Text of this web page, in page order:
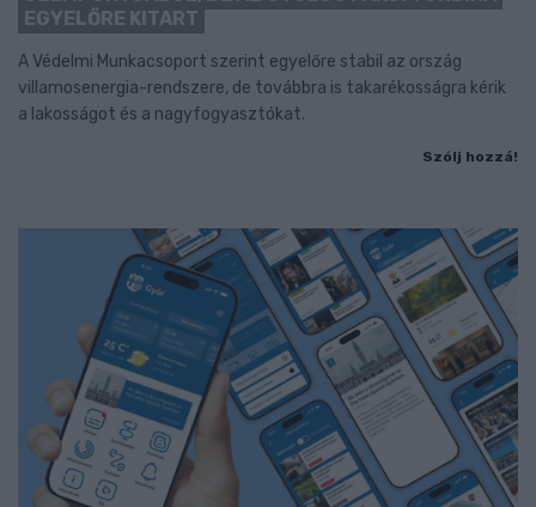
EGYELŐRE KITART
A Védelmi Munkacsoport szerint egyelőre stabil az ország
villamosenergia-rendszere, de továbbra is takarékosságra kérik
a lakosságot és a nagyfogyasztókat.
Szólj hozzá!